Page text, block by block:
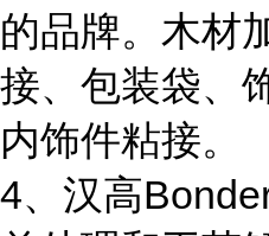
的品牌。木材
接、包装袋、
内饰件粘接。
4、汉高